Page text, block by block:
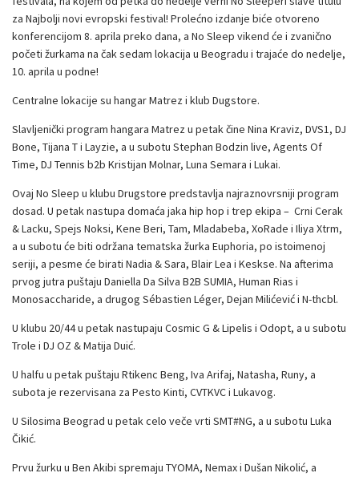
za Najbolji novi evropski festival! Prolećno izdanje biće otvoreno
konferencijom 8. aprila preko dana, a No Sleep vikend će i zvanično
početi žurkama na čak sedam lokacija u Beogradu i trajaće do nedelje,
10. aprila u podne!
Centralne lokacije su hangar Matrez i klub Dugstore.
Slavljenički program hangara Matrez u petak čine Nina Kraviz, DVS1, DJ
Bone, Tijana T i Layzie, a u subotu Stephan Bodzin live, Agents Of
Time, DJ Tennis b2b Kristijan Molnar, Luna Semara i Lukai.
Ovaj No Sleep u klubu Drugstore predstavlja najraznovrsniji program
dosad. U petak nastupa domaća jaka hip hop i trep ekipa – Crni Cerak
& Lacku, Spejs Noksi, Kene Beri, Tam, Mladabeba, XoRade i Iliya Xtrm,
a u subotu će biti održana tematska žurka Euphoria, po istoimenoj
seriji, a pesme će birati Nadia & Sara, Blair Lea i Keskse. Na afterima
prvog jutra puštaju Daniella Da Silva B2B SUMIA, Human Rias i
Monosaccharide, a drugog Sébastien Léger, Dejan Milićević i N-thcbl.
U klubu 20/44 u petak nastupaju Cosmic G & Lipelis i Odopt, a u subotu
Trole i DJ OZ & Matija Duić.
U halfu u petak puštaju Rtikenc Beng, Iva Arifaj, Natasha, Runy, a
subota je rezervisana za Pesto Kinti, CVTKVC i Lukavog.
U Silosima Beograd u petak celo veče vrti SMT#NG, a u subotu Luka
Čikić.
Prvu žurku u Ben Akibi spremaju TYOMA, Nemax i Dušan Nikolić, a